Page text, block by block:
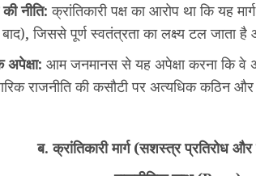
नीति: क्रांतिकारी पक्ष का आरोप था कि यह
बाद), जिससे पूर्ण स्वतंत्रता का लक्ष्य टल जाता
आम जनमानस से यह अपेक्षा करना कि वे
राजनीति की कसौटी पर अत्यधिक कठिन
ब. क्रांतिकारी मार्ग (सशस्त्र प्रतिरोध